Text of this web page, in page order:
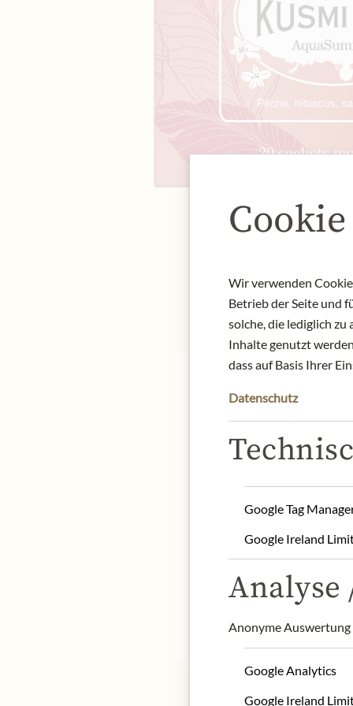
With the special carafe
Product name:
Origin: France
Contact: Kusmi Tea,
* Wir bitten um
Wir verwenden
Betrieb der Seite und
solche, die lediglich
Inhalte genutzt
dass auf Basis Ihrer
Datenschutz
Google Tag
Google Ireland
Analyse
Anonyme
Google Analytics
Google Ireland